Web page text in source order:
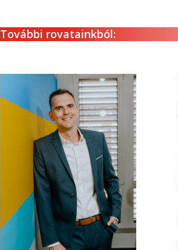
További rovatainkból: